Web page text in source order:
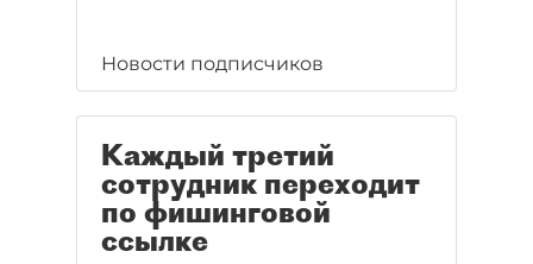
Новости подписчиков
Каждый третий
сотрудник переходит
по фишинговой
ссылке